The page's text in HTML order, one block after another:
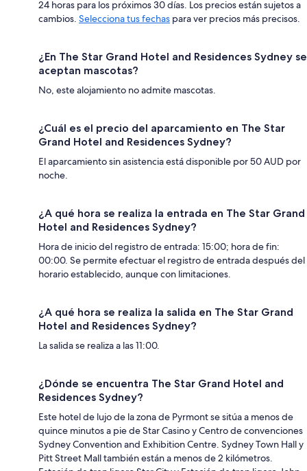
24 horas para los próximos 30 días. Los precios están sujetos a
cambios. Selecciona tus fechas para ver precios más precisos.
¿En The Star Grand Hotel and Residences Sydney se
aceptan mascotas?
No, este alojamiento no admite mascotas.
¿Cuál es el precio del aparcamiento en The Star
Grand Hotel and Residences Sydney?
El aparcamiento sin asistencia está disponible por 50 AUD por
noche.
¿A qué hora se realiza la entrada en The Star Grand
Hotel and Residences Sydney?
Hora de inicio del registro de entrada: 15:00; hora de fin:
00:00. Se permite efectuar el registro de entrada después del
horario establecido, aunque con limitaciones.
¿A qué hora se realiza la salida en The Star Grand
Hotel and Residences Sydney?
La salida se realiza a las 11:00.
¿Dónde se encuentra The Star Grand Hotel and
Residences Sydney?
Este hotel de lujo de la zona de Pyrmont se sitúa a menos de
quince minutos a pie de Star Casino y Centro de convenciones
Sydney Convention and Exhibition Centre. Sydney Town Hall y
Pitt Street Mall también están a menos de 2 kilómetros.